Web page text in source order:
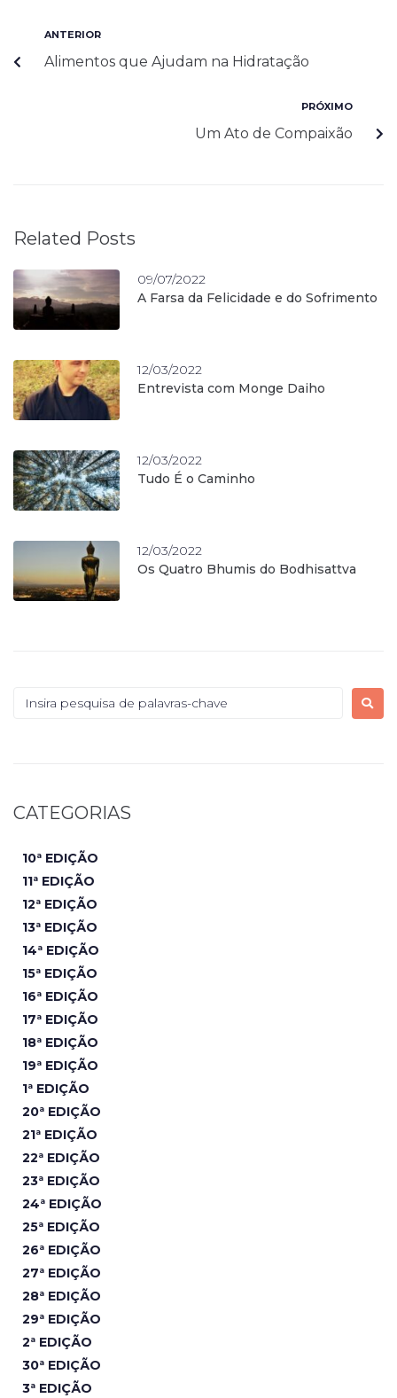
ANTERIOR
Alimentos que Ajudam na Hidratação
PRÓXIMO
Um Ato de Compaixão
Related Posts
09/07/2022
A Farsa da Felicidade e do Sofrimento
12/03/2022
Entrevista com Monge Daiho
12/03/2022
Tudo É o Caminho
12/03/2022
Os Quatro Bhumis do Bodhisattva
CATEGORIAS
10ª EDIÇÃO
11ª EDIÇÃO
12ª EDIÇÃO
13ª EDIÇÃO
14ª EDIÇÃO
15ª EDIÇÃO
16ª EDIÇÃO
17ª EDIÇÃO
18ª EDIÇÃO
19ª EDIÇÃO
1ª EDIÇÃO
20ª EDIÇÃO
21ª EDIÇÃO
22ª EDIÇÃO
23ª EDIÇÃO
24ª EDIÇÃO
25ª EDIÇÃO
26ª EDIÇÃO
27ª EDIÇÃO
28ª EDIÇÃO
29ª EDIÇÃO
2ª EDIÇÃO
30ª EDIÇÃO
3ª EDIÇÃO